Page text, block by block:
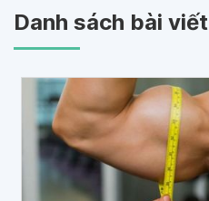
Danh sách bài viết